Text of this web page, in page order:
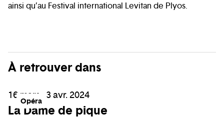
ainsi qu’au Festival international Levitan de Plyos.
À retrouver dans
Opéra
16 mars - 3 avr. 2024
La Dame de pique